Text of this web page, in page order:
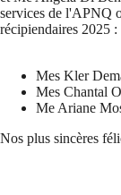
services de l'APNQ
récipiendaires 2025 :
Mes Kler
Mes Chantal
Me Ariane
Nos plus sincères